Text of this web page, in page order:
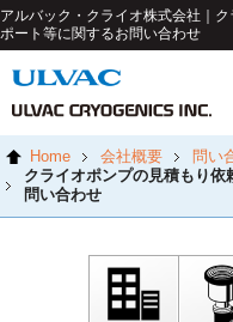
アルバック・クライオ株式会社｜
ポート等に関するお問い合わせ
Home 会社概要
問い
クライオポンプの見積もり
問い合わせ